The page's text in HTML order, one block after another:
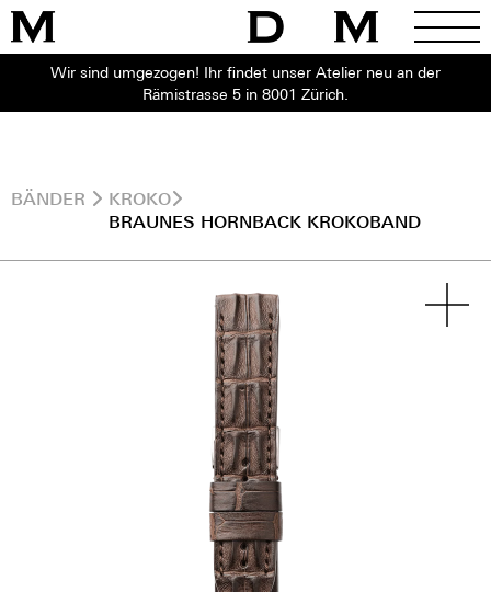
Wir sind umgezogen! Ihr findet unser Atelier neu an der
Rämistrasse 5 in 8001 Zürich.
BÄNDER
KROKO
BRAUNES HORNBACK KROKOBAND